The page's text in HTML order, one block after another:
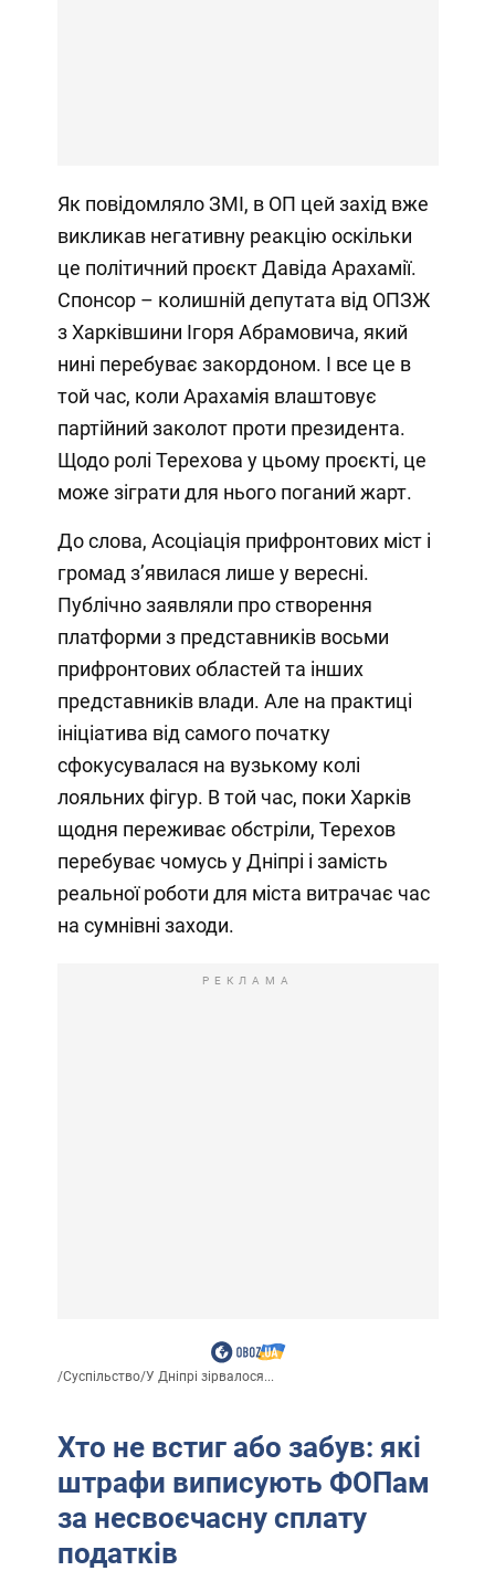
Як повідомляло ЗМІ, в ОП цей захід вже
викликав негативну реакцію оскільки
це політичний проєкт Давіда Арахамії.
Спонсор – колишній депутата від ОПЗЖ
з Харківшини Ігоря Абрамовича, який
нині перебуває закордоном. І все це в
той час, коли Арахамія влаштовує
партійний заколот проти президента.
Щодо ролі Терехова у цьому проєкті, це
може зіграти для нього поганий жарт.
До слова, Асоціація прифронтових міст і
громад з’явилася лише у вересні.
Публічно заявляли про створення
платформи з представників восьми
прифронтових областей та інших
представників влади. Але на практиці
ініціатива від самого початку
сфокусувалася на вузькому колі
лояльних фігур. В той час, поки Харків
щодня переживає обстріли, Терехов
перебуває чомусь у Дніпрі і замість
реальної роботи для міста витрачає час
на сумнівні заходи.
РЕКЛАМА
/Суспільство/У Дніпрі зірвалося...
Хто не встиг або забув: які
штрафи виписують ФОПам
за несвоєчасну сплату
податків